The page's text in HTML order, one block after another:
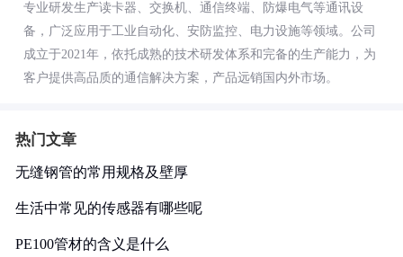
专业研发生产读卡器、交换机、通信终端、防爆电气等通讯设
备，广泛应用于工业自动化、安防监控、电力设施等领域。公司
成立于2021年，依托成熟的技术研发体系和完备的生产能力，为
客户提供高品质的通信解决方案，产品远销国内外市场。
热门文章
无缝钢管的常用规格及壁厚
生活中常见的传感器有哪些呢
PE100管材的含义是什么